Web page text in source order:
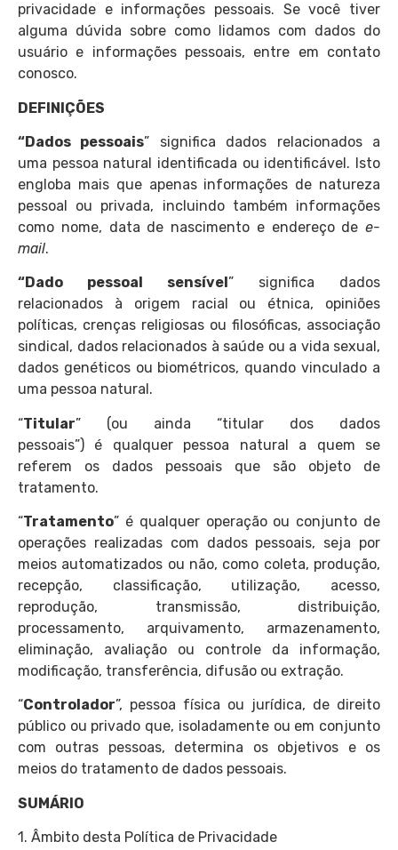
privacidade e informações pessoais. Se você tiver
alguma dúvida sobre como lidamos com dados do
usuário e informações pessoais, entre em contato
conosco.
DEFINIÇÕES
“Dados pessoais” significa dados relacionados a
uma pessoa natural identificada ou identificável. Isto
engloba mais que apenas informações de natureza
pessoal ou privada, incluindo também informações
como nome, data de nascimento e endereço de e-
mail.
“Dado pessoal sensível ” significa dados
relacionados à origem racial ou étnica, opiniões
políticas, crenças religiosas ou filosóficas, associação
sindical, dados relacionados à saúde ou a vida sexual,
dados genéticos ou biométricos, quando vinculado a
uma pessoa natural.
“Titular” (ou ainda “titular dos dados
pessoais”) é qualquer pessoa natural a quem se
referem os dados pessoais que são objeto de
tratamento.
“Tratamento” é qualquer operação ou conjunto de
operações realizadas com dados pessoais, seja por
meios automatizados ou não, como coleta, produção,
recepção, classificação, utilização, acesso,
reprodução, transmissão, distribuição,
processamento, arquivamento, armazenamento,
eliminação, avaliação ou controle da informação,
modificação, transferência, difusão ou extração.
“Controlador”, pessoa física ou jurídica, de direito
público ou privado que, isoladamente ou em conjunto
com outras pessoas, determina os objetivos e os
meios do tratamento de dados pessoais.
SUMÁRIO
1. Âmbito desta Política de Privacidade